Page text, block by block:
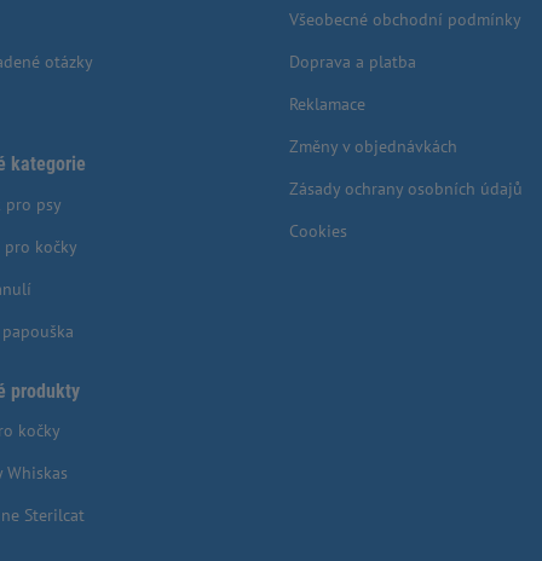
otázky
kategorie
pro psy
kočky
produkty
kočky
Sterilcat
Všeobecné obchodní podmínky
Doprava a platba
Reklamace
Změny v objednávkách
Zásady ochrany osobních údajů
Cookies